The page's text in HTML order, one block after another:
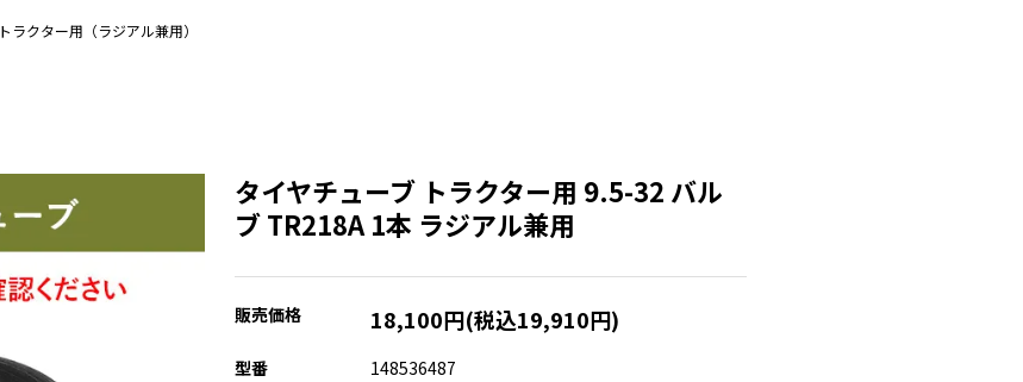
トラクター用（ラジアル兼用）
タイヤチューブ トラクター用 9.5-32 バル
ブ TR218A 1本 ラジアル兼用
販売価格 18,100円(税込19,910円)
型番 148536487